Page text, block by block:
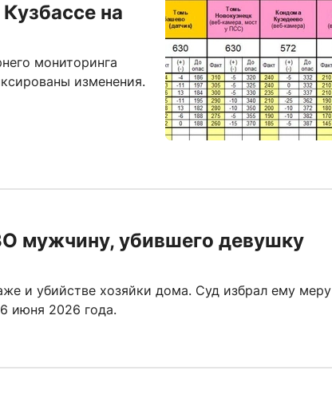
на
мониторинга
изменения.
мужчину, убившего девушку
и убийстве хозяйки дома. Суд избрал ему меру
июня 2026 года.